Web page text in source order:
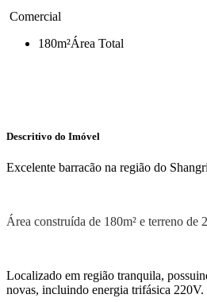
Comercial
180m²Área Total
Descritivo do Imóvel
Excelente barracão na região do
Área construída de 180m² e terreno de
Localizado em região tranquila,
novas, incluindo energia trifásica 220V.